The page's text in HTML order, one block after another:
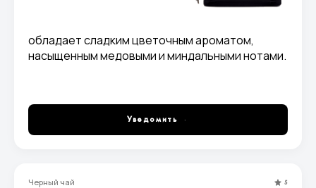
обладает сладким цветочным ароматом,
насыщенным медовыми и миндальными нотами.
Уведомить
Черный чай 5